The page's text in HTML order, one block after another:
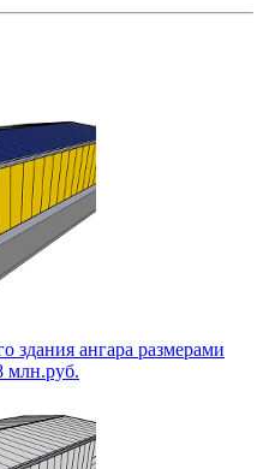
здания ангара размерами
млн.руб.